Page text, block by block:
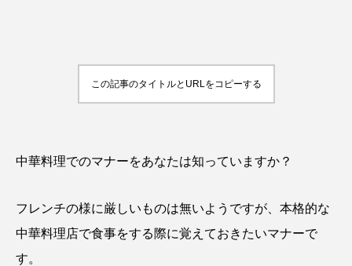
この記事のタイトルとURLをコピーする
中華料理でのマナーをあなたは知っていますか？
フレンチの様に厳しいものは無いようですが、本格的な
中華料理店で食事をする際に覚えておきたいマナーで
す。